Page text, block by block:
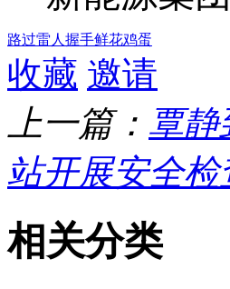
路过雷人 握手鲜花鸡蛋
收藏 邀请
上一篇： 覃静
站开展安全检
相关分类